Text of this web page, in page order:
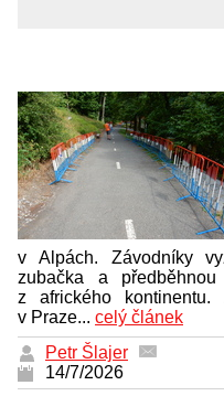
v Alpách. Závodníky
zubačka a
z afrického
v Praze... celý článek
Petr Šlajer
14/7/2026